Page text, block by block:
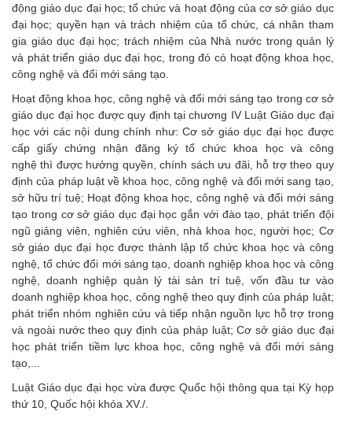
động giáo dục đại học; tổ chức và hoạt động của cơ sở giáo dục
đại học; quyền hạn và trách nhiệm của tổ chức, cá nhân tham
gia giáo dục đại học; trách nhiệm của Nhà nước trong quản lý
và phát triển giáo dục đại học, trong đó có hoạt động khoa học,
công nghệ và đổi mới sáng tạo.
Hoạt động khoa học, công nghệ và đổi mới sáng tạo trong cơ sở
giáo dục đại học được quy định tại chương IV Luật Giáo dục đại
học với các nội dung chính như: Cơ sở giáo dục đại học được
cấp giấy chứng nhận đăng ký tổ chức khoa học và công
nghệ thì được hưởng quyền, chính sách ưu đãi, hỗ trợ theo quy
định của pháp luật về khoa học, công nghệ và đổi mới sang tạo,
sở hữu trí tuệ; Hoạt động khoa học, công nghệ và đổi mới sáng
tạo trong cơ sở giáo dục đại học gắn với đào tạo, phát triển đội
ngũ giảng viên, nghiên cứu viên, nhà khoa học, người học; Cơ
sở giáo dục đại học được thành lập tổ chức khoa học và công
nghệ, tổ chức đổi mới sáng tạo, doanh nghiệp khoa học và công
nghệ, doanh nghiệp quản lý tài sản trí tuệ, vốn đầu tư vào
doanh nghiệp khoa học, công nghệ theo quy định của pháp luật;
phát triển nhóm nghiên cứu và tiếp nhận nguồn lực hỗ trợ trong
và ngoài nước theo quy định của pháp luật; Cơ sở giáo dục đại
học phát triển tiềm lực khoa học, công nghệ và đổi mới sáng
tạo,...
Luật Giáo dục đại học vừa được Quốc hội thông qua tại Kỳ họp
thứ 10, Quốc hội khóa XV./.